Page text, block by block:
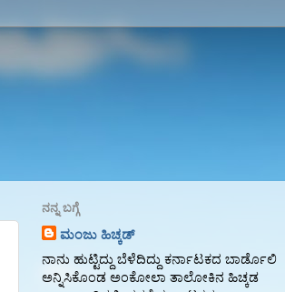
ನನ್ನ ಬಗ್ಗೆ
ಮಂಜು ಹಿಚ್ಕಡ್
ನಾನು ಹುಟ್ಟಿದ್ದು ಬೆಳೆದಿದ್ದು ಕರ್ನಾಟಕದ ಬಾರ್ಡೊಲಿ
ಅನ್ನಿಸಿಕೊಂಡ ಅಂಕೋಲಾ ತಾಲೋಕಿನ ಹಿಚ್ಕಡ